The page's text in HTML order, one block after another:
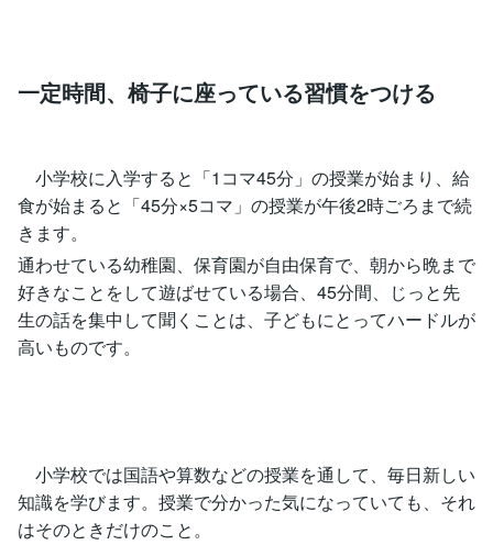
一定時間、椅子に座っている習慣をつける
小学校に入学すると「1コマ45分」の授業が始まり、給
食が始まると「45分×5コマ」の授業が午後2時ごろまで続
きます。
通わせている幼稚園、保育園が自由保育で、朝から晩まで
好きなことをして遊ばせている場合、45分間、じっと先
生の話を集中して聞くことは、子どもにとってハードルが
高いものです。
小学校では国語や算数などの授業を通して、毎日新しい
知識を学びます。授業で分かった気になっていても、それ
はそのときだけのこと。